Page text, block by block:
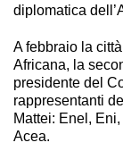
diplomatica
A febbraio la
Africana, la
presidente del
rappresentanti
Mattei: Enel,
Acea.